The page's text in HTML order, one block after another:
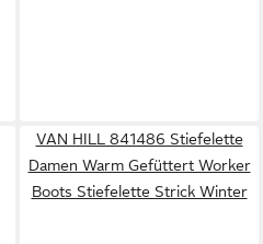
VAN HILL 841486 Stiefelette
Damen Warm Gefüttert Worker
Boots Stiefelette Strick Winter